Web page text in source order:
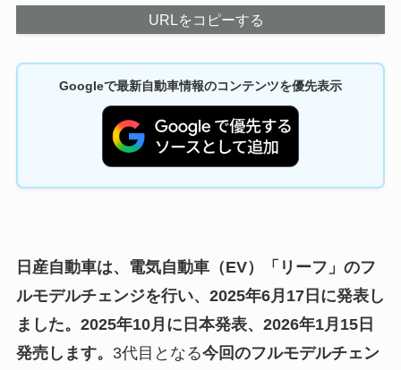
URLをコピーする
Googleで最新自動車情報のコンテンツを優先表示
日産自動車は、電気自動車（EV）「リーフ」のフ
ルモデルチェンジを行い、2025年6月17日に発表し
ました。2025年10月に日本発表、2026年1月15日
発売します。 3代目となる今回のフルモデルチェン